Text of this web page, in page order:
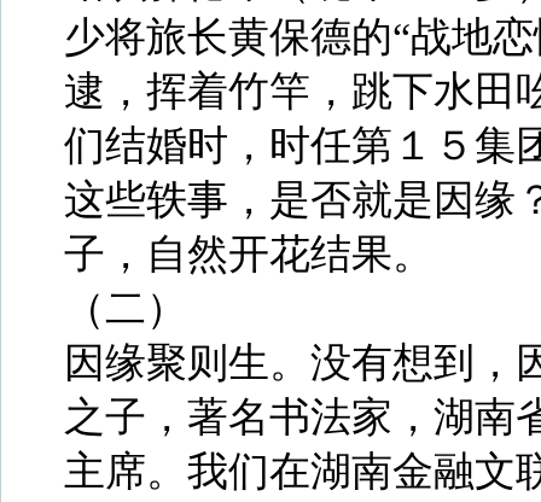
少将旅长黄保德的“战地
逮，挥着竹竿，跳下水田
们结婚时，时任第１５集
这些轶事，是否就是因缘
子，自然开花结果。
（二）
因缘聚则生。没有想到，
之子，著名书法家，湖南
主席。我们在湖南金融文